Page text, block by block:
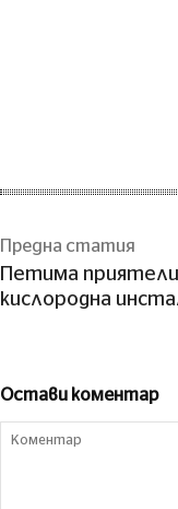
Предна статия
Петима
кислородна
Остави коментар